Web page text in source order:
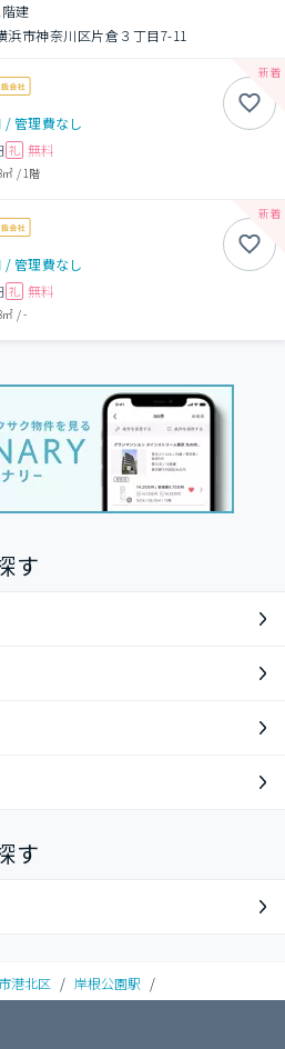
建
浜市神奈川区片倉３丁目7-11
/管理費なし
礼 無料
㎡ /1階
/管理費なし
礼 無料
㎡ /-
す
す
港北区 / 岸根公園駅 /